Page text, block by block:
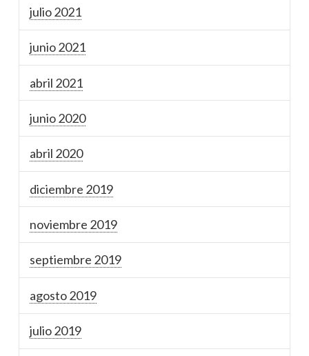
julio 2021
junio 2021
abril 2021
junio 2020
abril 2020
diciembre 2019
noviembre 2019
septiembre 2019
agosto 2019
julio 2019